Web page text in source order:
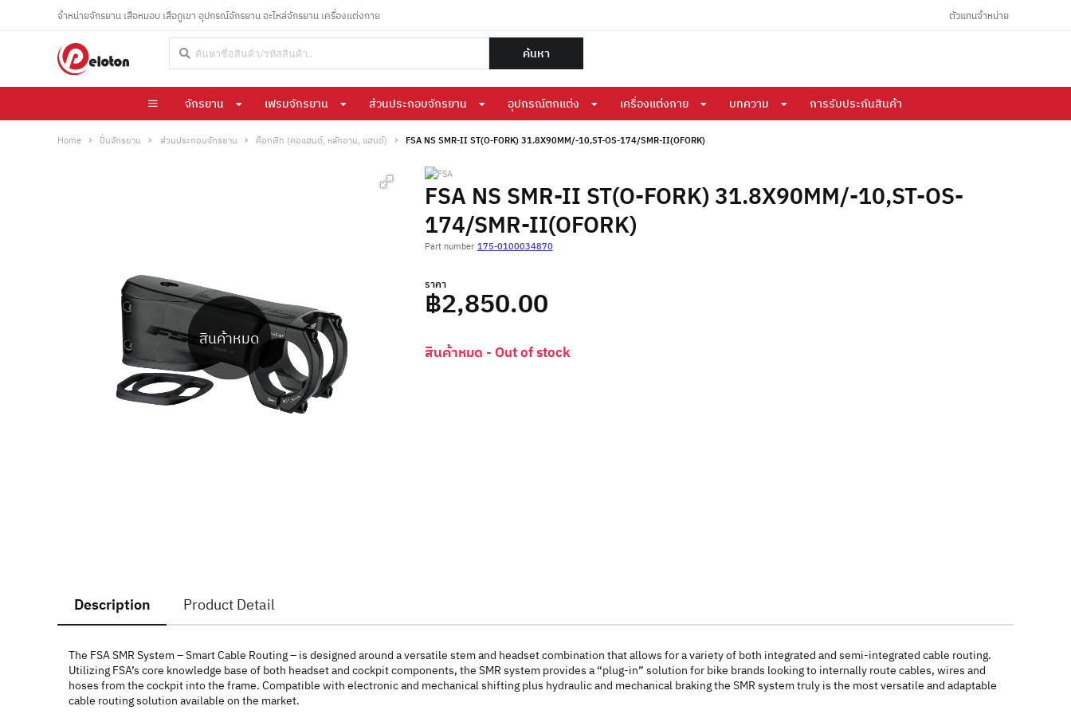
จำหน่ายจักรยาน เสือหมอบ เสือภูเขา อุปกรณ์จักรยาน อะไหล่จักรยาน เครื่องแต่งกาย ตัวแทนจำหน่าย
ค้นหา
จักรยาน เฟรมจักรยาน ส่วนประกอบจักรยาน อุปกรณ์ตกแต่ง เครื่องแต่งกาย บทความ การรับประกันสินค้า
Home ปั่นจักรยาน ส่วนประกอบจักรยาน ค๊อกพิท (คอแฮนด์, หลักอาน, แฮนด์) FSA NS SMR-II ST(O-FORK) 31.8X90MM/-10,ST-OS-174/SMR-II(OFORK)
FSA NS SMR-II ST(O-FORK) 31.8X90MM/-10,ST-OS-
174/SMR-II(OFORK)
Part number 175-0100034870
ราคา
฿2,850.00
สินค้าหมด - Out of stock
Description Product Detail
The FSA SMR System – Smart Cable Routing – is designed around a versatile stem and headset combination that allows for a variety of both integrated and semi-integrated cable routing.
Utilizing FSA’s core knowledge base of both headset and cockpit components, the SMR system provides a “plug-in” solution for bike brands looking to internally route cables, wires and
hoses from the cockpit into the frame. Compatible with electronic and mechanical shifting plus hydraulic and mechanical braking the SMR system truly is the most versatile and adaptable
cable routing solution available on the market.